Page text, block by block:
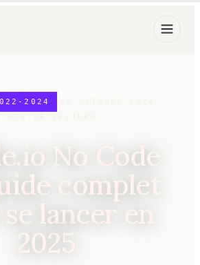
2024
No Code
complet
lancer en
2025